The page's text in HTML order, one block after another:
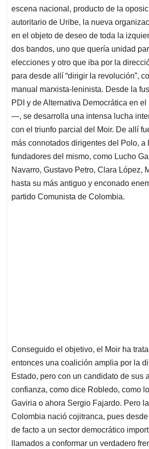
escena nacional, producto de la
autoritario de Uribe, la nueva
en el objeto de deseo de toda la
dos bandos, uno que quería unidad
elecciones y otro que iba por la
para desde allí “dirigir la revolución”,
manual marxista-leninista. Desde la
PDI y de Alternativa Democrática en
—, se desarrolla una intensa lucha
con el triunfo parcial del Moir. De allí
más connotados dirigentes del Polo, a
fundadores del mismo, como Lucho
Navarro, Gustavo Petro, Clara López,
hasta su más antiguo y enconado
partido Comunista de Colombia.
Conseguido el objetivo, el Moir ha
entonces una coalición amplia por la
Estado, pero con un candidato de sus
confianza, como dice Robledo, como
Gaviria o ahora Sergio Fajardo. Pero
Colombia nació cojitranca, pues
de facto a un sector democrático
llamados a conformar un verdadero